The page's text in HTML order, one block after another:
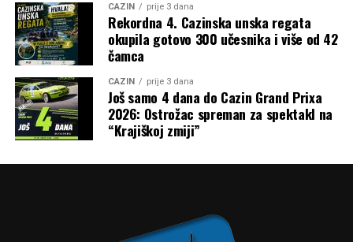
CAZIN prije 3 dana
Rekordna 4. Cazinska unska regata
okupila gotovo 300 učesnika i više od 42
čamca
CAZIN prije 3 dana
Još samo 4 dana do Cazin Grand Prixa
2026: Ostrožac spreman za spektakl na
“Krajiškoj zmiji”